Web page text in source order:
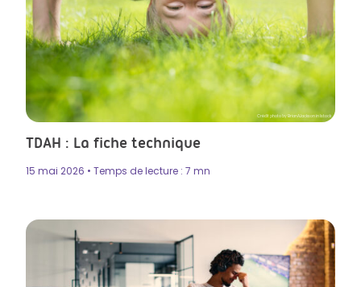
Crédit photo by BrianAJackson in Istock
TDAH : La fiche technique
15 mai 2026 • Temps de lecture : 7 mn